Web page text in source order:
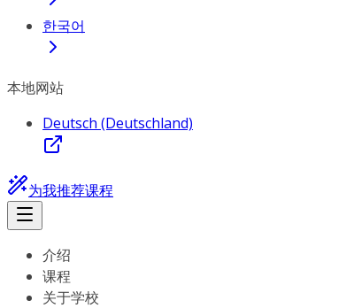
한국어
本地网站
Deutsch (Deutschland)
为我推荐课程
介绍
课程
关于学校